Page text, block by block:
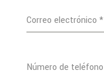
Correo electrónico *
Número de teléfono